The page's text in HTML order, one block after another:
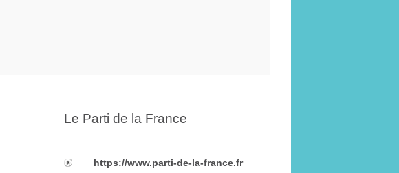
Le Parti de la France
https://www.parti-de-la-france.fr